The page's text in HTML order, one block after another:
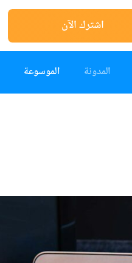
اشترك الآن
المدونة الموسوعة